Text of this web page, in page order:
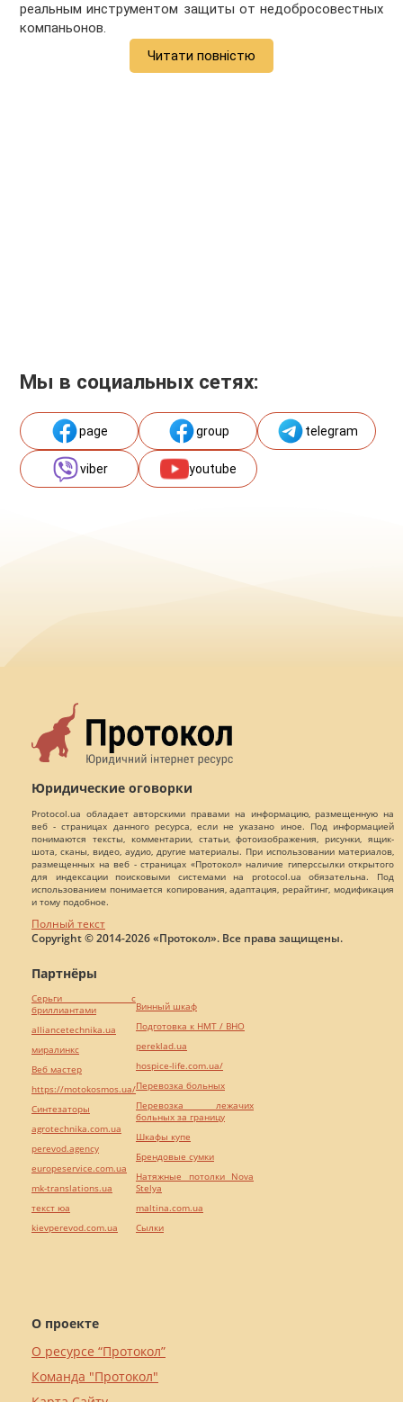
реальным инструментом защиты от недобросовестных
компаньонов.
Читати повністю
Мы в социальных сетях:
page group telegram
viber youtube
Юридические оговорки
Protocol.ua обладает авторскими правами на информацию, размещенную на
веб - страницах данного ресурса, если не указано иное. Под информацией
понимаются тексты, комментарии, статьи, фотоизображения, рисунки, ящик-
шота, сканы, видео, аудио, другие материалы. При использовании материалов,
размещенных на веб - страницах «Протокол» наличие гиперссылки открытого
для индексации поисковыми системами на protocol.ua обязательна. Под
использованием понимается копирования, адаптация, рерайтинг, модификация
и тому подобное.
Полный текст
Copyright © 2014-2026 «Протокол». Все права защищены.
О проекте
О ресурсе “Протокол”
Команда "Протокол"
Партнёры
Серьги с
бриллиантами
alliancetechnika.ua
миралинкс
Веб мастер
https://motokosmos.ua/
Синтезаторы
agrotechnika.com.ua
perevod.agency
europeservice.com.ua
mk-translations.ua
текст юа
kievperevod.com.ua
Винный шкаф
Подготовка к НМТ / ВНО
pereklad.ua
hospice-life.com.ua/
Перевозка больных
Перевозка лежачих
больных за границу
Шкафы купе
Брендовые сумки
Натяжные потолки Nova
Stelya
maltina.com.ua
Cылки